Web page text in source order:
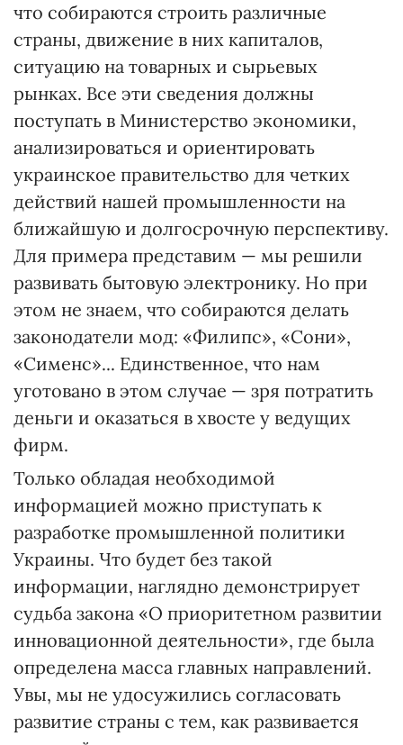
что собираются строить различные
страны, движение в них капиталов,
ситуацию на товарных и сырьевых
рынках. Все эти сведения должны
поступать в Министерство экономики,
анализироваться и ориентировать
украинское правительство для четких
действий нашей промышленности на
ближайшую и долгосрочную перспективу.
Для примера представим — мы решили
развивать бытовую электронику. Но при
этом не знаем, что собираются делать
законодатели мод: «Филипс», «Сони»,
«Сименс»... Единственное, что нам
уготовано в этом случае — зря потратить
деньги и оказаться в хвосте у ведущих
фирм.
Только обладая необходимой
информацией можно приступать к
разработке промышленной политики
Украины. Что будет без такой
информации, наглядно демонстрирует
судьба закона «О приоритетном развитии
инновационной деятельности», где была
определена масса главных направлений.
Увы, мы не удосужились согласовать
развитие страны с тем, как развивается